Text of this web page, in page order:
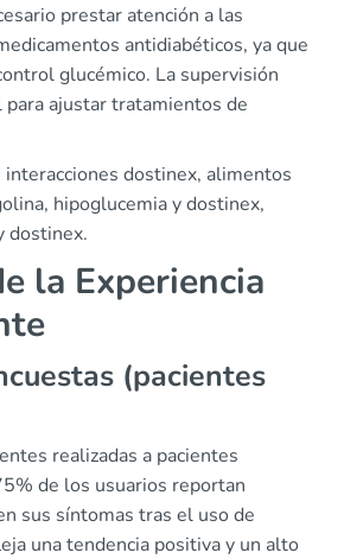
prestar atención a las
antidiabéticos, ya que
glucémico. La supervisión
para ajustar tratamientos de
interacciones dostinex, alimentos
hipoglucemia y dostinex,
dostinex.
la Experiencia
(pacientes
realizadas a pacientes
de los usuarios reportan
sus síntomas tras el uso de
una tendencia positiva y un alto